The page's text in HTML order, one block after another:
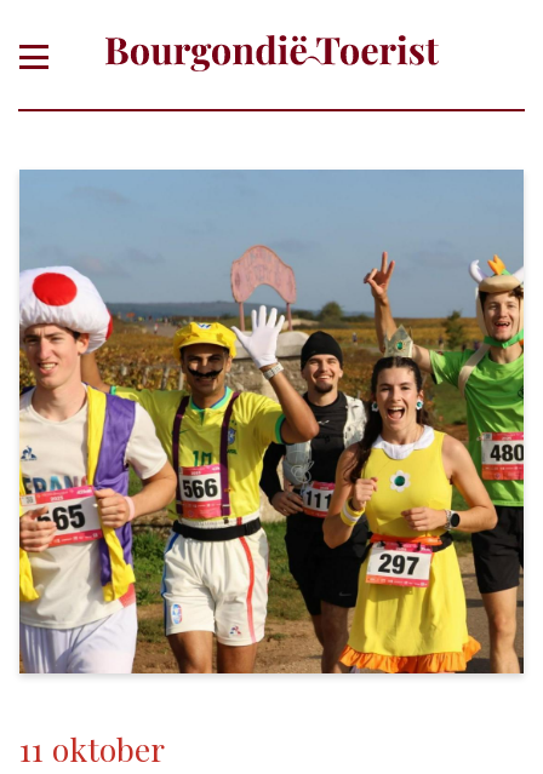
11 oktober